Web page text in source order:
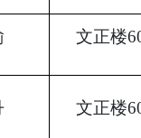
文正楼
文正楼